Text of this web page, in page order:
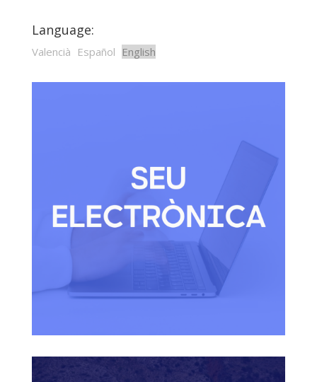
Language:
Valencià Español English